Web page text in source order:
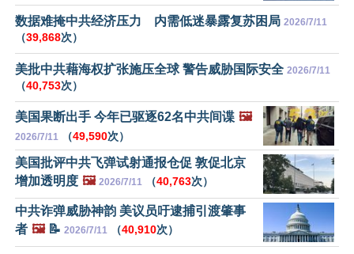
数据难掩中共经济压力 内需低迷暴露复苏困局 2026/7/11
（39,868次）
美批中共藉海权扩张施压全球 警告威胁国际安全 2026/7/11
（40,753次）
美国果断出手 今年已驱逐62名中共间谍 🖼️
2026/7/11 （49,590次）
美国批评中共飞弹试射通报仓促 敦促北京
增加透明度 🖼️ 2026/7/11 （40,763次）
中共诈弹威胁神韵 美议员吁逮捕引渡肇事
者 🖼️📝 2026/7/11 （40,910次）